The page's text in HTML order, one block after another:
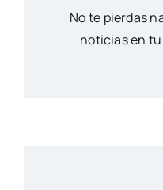
No te pierdas
noticias en